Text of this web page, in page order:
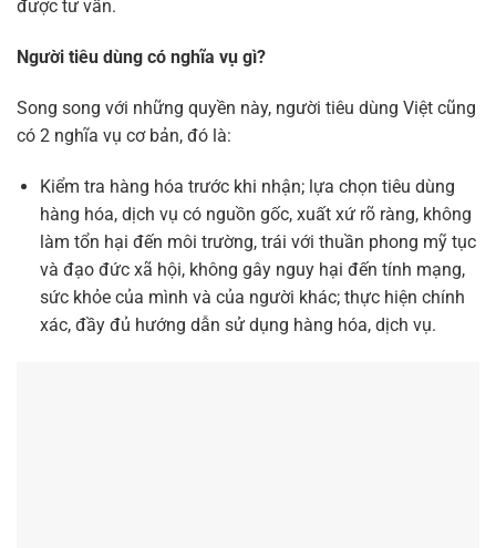
được tư vấn.
Người tiêu dùng có nghĩa vụ gì?
Song song với những quyền này, người tiêu dùng Việt cũng
có 2 nghĩa vụ cơ bản, đó là:
Kiểm tra hàng hóa trước khi nhận; lựa chọn tiêu dùng
hàng hóa, dịch vụ có nguồn gốc, xuất xứ rõ ràng, không
làm tổn hại đến môi trường, trái với thuần phong mỹ tục
và đạo đức xã hội, không gây nguy hại đến tính mạng,
sức khỏe của mình và của người khác; thực hiện chính
xác, đầy đủ hướng dẫn sử dụng hàng hóa, dịch vụ.